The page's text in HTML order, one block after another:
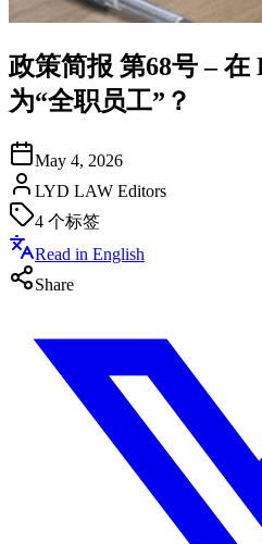
政策简报 第68号 – 在
为“全职员工”？
May 4, 2026
LYD LAW Editors
4 个标签
Read in English
Share